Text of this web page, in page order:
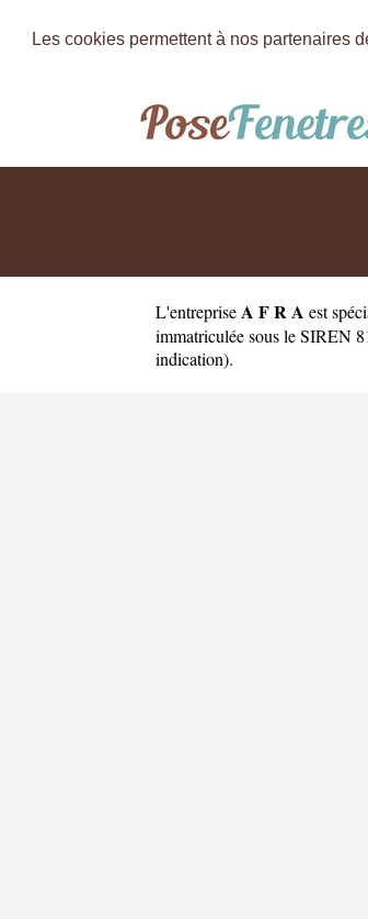
Les cookies permettent à nos partenaires
L'entreprise A F R A est
immatriculée sous le SIREN
indication).